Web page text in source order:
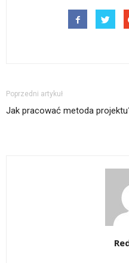
Poprzedni artykuł
Jak pracować metoda